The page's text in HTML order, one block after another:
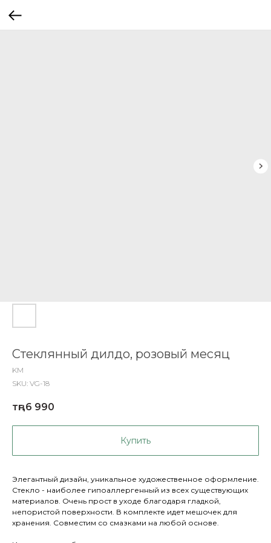
Стеклянный дилдо, розовый месяц
KM
SKU: VG-18
тңг.6 990
Купить
Элегантный дизайн, уникальное художественное оформление.
Стекло - наиболее гипоаллергенный из всех существующих
материалов. Очень прост в уходе благодаря гладкой,
непористой поверхности. В комплекте идет мешочек для
хранения. Совместим со смазками на любой основе.